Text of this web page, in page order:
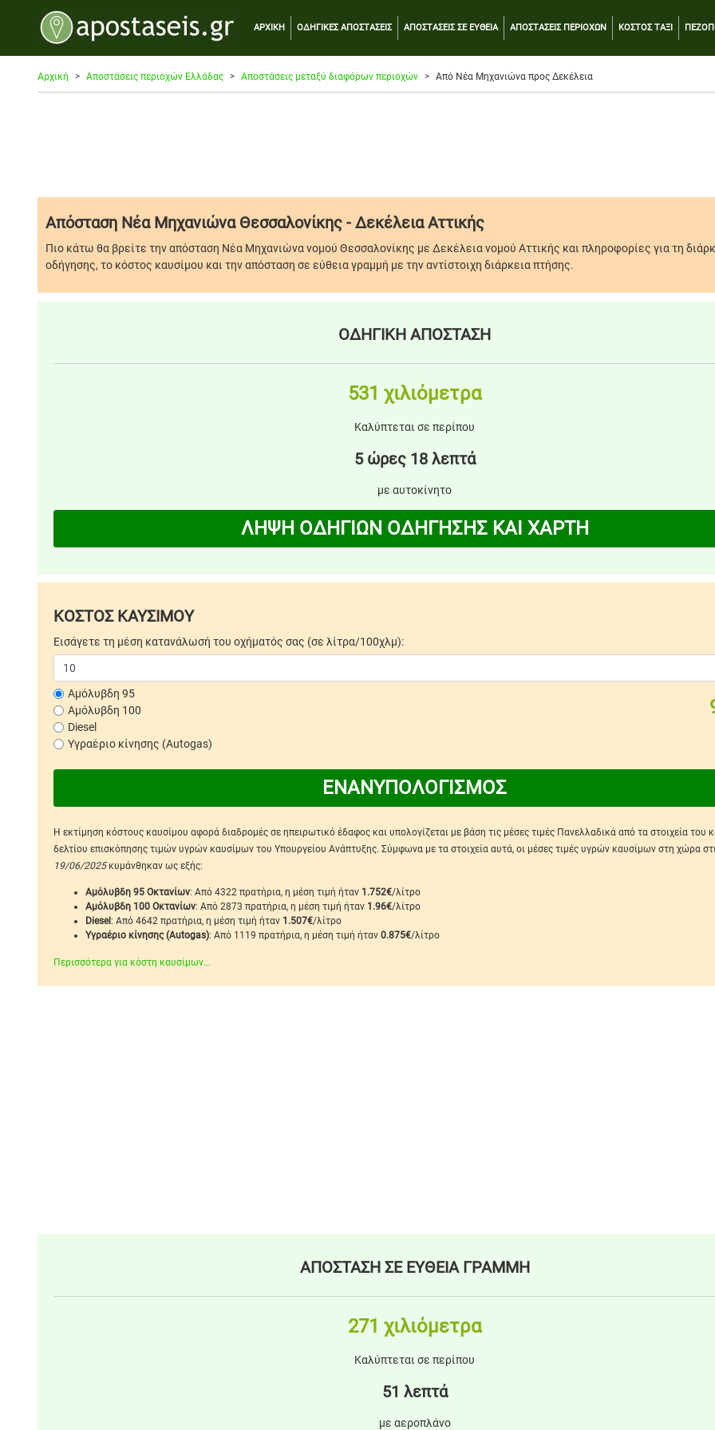
ΑΡΧΙΚΗ ΟΔΗΓΙΚΕΣ ΑΠΟΣΤΑΣΕΙΣ ΑΠΟΣΤΑΣΕΙΣ ΣΕ ΕΥΘΕΙΑ ΑΠΟΣΤΑΣΕΙΣ ΠΕΡΙΟΧΩΝ ΚΟΣΤΟΣ ΤΑΞΙ
Αρχική Αποστάσεις περιοχών Ελλάδας Αποστάσεις μεταξύ διαφόρων περιοχών Από Νέα Μηχανιώνα προς Δεκέλεια
Απόσταση Νέα Μηχανιώνα Θεσσαλονίκης - Δεκέλεια Αττικής
Πιο κάτω θα βρείτε την απόσταση Νέα Μηχανιώνα νομού Θεσσαλονίκης με Δεκέλεια νομού Αττικής και πληροφορίες για τη
οδήγησης, το κόστος καυσίμου και την απόσταση σε εύθεια γραμμή με την αντίστοιχη διάρκεια πτήσης.
ΟΔΗΓΙΚΗ ΑΠΟΣΤΑΣΗ
531 χιλιόμετρα
Καλύπτεται σε περίπου
5 ώρες 18 λεπτά
με αυτοκίνητο
ΛΗΨΗ ΟΔΗΓΙΩΝ ΟΔΗΓΗΣΗΣ ΚΑΙ ΧΑΡΤΗ
ΚΟΣΤΟΣ ΚΑΥΣΙΜΟΥ
Εισάγετε τη μέση κατανάλωσή του οχήματός σας (σε λίτρα/100χλμ):
Αμόλυβδη 95
Αμόλυβδη 100
Diesel
Υγραέριο κίνησης (Autogas)
ΕΝΑΝΥΠΟΛΟΓΙΣΜΟΣ
Η εκτίμηση κόστους καυσίμου αφορά διαδρομές σε ηπειρωτικό έδαφος και υπολογίζεται με βάση τις μέσες τιμές Πανελλαδικά από τα στοιχεία του
δελτίου επισκόπησης τιμών υγρών καυσίμων του Υπουργείου Ανάπτυξης. Σύμφωνα με τα στοιχεία αυτά, οι μέσες τιμές υγρών καυσίμων στη χώρα
19/06/2025κυμάνθηκαν ως εξής:
Αμόλυβδη 95 Οκτανίων: Από 4322 πρατήρια, η μέση τιμή ήταν 1.752€/λίτρο
Αμόλυβδη 100 Οκτανίων: Από 2873 πρατήρια, η μέση τιμή ήταν 1.96€/λίτρο
Diesel: Από 4642 πρατήρια, η μέση τιμή ήταν 1.507€/λίτρο
Υγραέριο κίνησης (Autogas): Από 1119 πρατήρια, η μέση τιμή ήταν 0.875€/λίτρο
Περισσότερα για κόστη καυσίμων...
ΑΠΟΣΤΑΣΗ ΣΕ ΕΥΘΕΙΑ ΓΡΑΜΜΗ
271 χιλιόμετρα
Καλύπτεται σε περίπου
51 λεπτά
με αεροπλάνο